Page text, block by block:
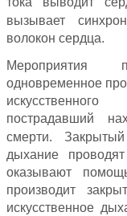
вызывает
волокон сердца.
Мероприятия
одновременное
пострадавший
смерти.
дыхание
оказывают
производит
искусственное